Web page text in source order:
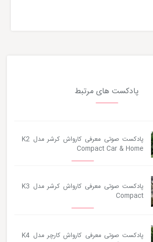
پادکست های مرتبط
پادکست صوتی معرفی کارواش کرشر مدل K2
Compact Car & Home
پادکست صوتی معرفی کارواش کرشر مدل K3
Compact
پادکست صوتی معرفی کارواش کارچر مدل K4